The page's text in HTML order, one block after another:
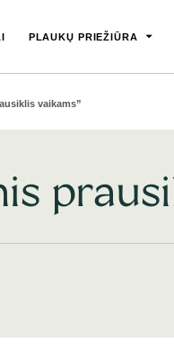
PLAUKŲ PRIEŽIŪRA
vaikams”